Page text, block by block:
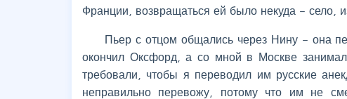
Франции, возвращаться ей было некуда – село,
Пьер с отцом общались через Нину – она
окончил Оксфорд, а со мной в Москве
требовали, чтобы я переводил им русские
неправильно перевожу, потому что им не